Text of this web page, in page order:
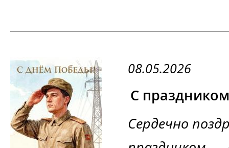
08.05.2026
С
Сердечно